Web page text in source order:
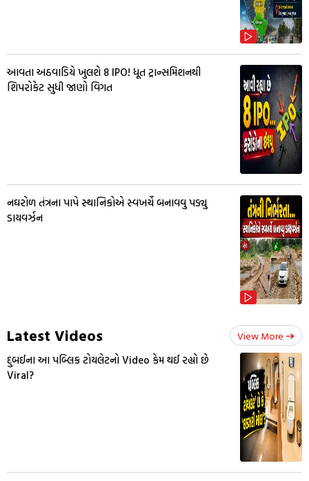
આવતા અઠવાડિયે ખુલશે 8 IPO! ધૂત ટ્રાન્સમિશનથી
શિપરોકેટ સુધી જાણો વિગત
નઘરોળ તંત્રના પાપે સ્થાનિકોએ સ્વખર્ચે બનાવવુ પડ્યુ
ડાયવર્ઝન
Latest Videos View More
દુબઈના આ પબ્લિક ટોયલેટનો Video કેમ થઈ રહ્યો છે
Viral?